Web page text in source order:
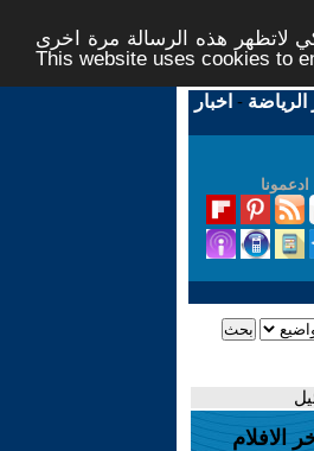
لاتظهر هذه الرسالة مرة اخرى -
This website uses cookies to
الرياضة - اخبار
ادعمونا
الافلام